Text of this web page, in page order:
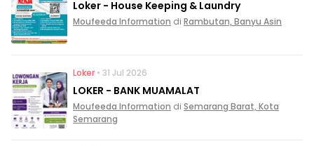
Loker - House Keeping & Laundry
Moufeeda Information di Rambutan, Banyu Asin
Loker • 31 Jul 2026
LOKER - BANK MUAMALAT
Moufeeda Information di Semarang Barat, Kota
Semarang